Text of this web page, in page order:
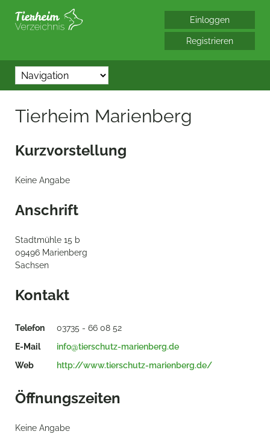
*/?> bool(false)
Tierheim Marienberg
Kurzvorstellung
Keine Angabe
Anschrift
Stadtmühle 15 b
09496 Marienberg
Sachsen
Kontakt
Telefon
03735 - 66 08 52
E-Mail
info@tierschutz-marienberg.de
Web
http://www.tierschutz-marienberg.de/
Öffnungszeiten
Keine Angabe